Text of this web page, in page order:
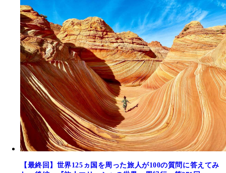
【最終回】世界125ヵ国を周った旅人が100の質問に答えてみ